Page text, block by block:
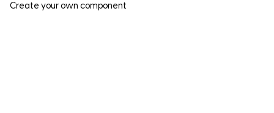
Create your own component